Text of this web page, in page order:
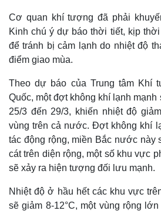
Cơ quan khí tượng đã phải
Kinh chú ý dự báo thời tiết, kịp
để tránh bị cảm lạnh do nhiệt độ
điểm giao mùa.
Theo dự báo của Trung tâm Khí
Quốc, một đợt không khí lạnh
25/3 đến 29/3, khiến nhiệt độ
vùng trên cả nước. Đợt không khí
tác động rộng, miền Bắc nước này
cát trên diện rộng, một số khu vực
sẽ xảy ra hiện tượng đối lưu mạnh.
Nhiệt độ ở hầu hết các khu vực
sẽ giảm 8-12°C, một vùng rộng